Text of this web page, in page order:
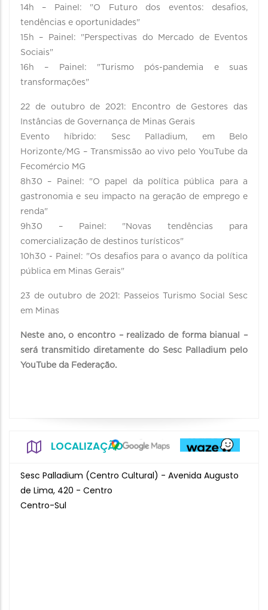
14h – Painel: "O Futuro dos eventos: desafios,
tendências e oportunidades"
15h – Painel: "Perspectivas do Mercado de Eventos
Sociais"
16h – Painel: "Turismo pós-pandemia e suas
transformações"
22 de outubro de 2021: Encontro de Gestores das
Instâncias de Governança de Minas Gerais
Evento híbrido: Sesc Palladium, em Belo
Horizonte/MG – Transmissão ao vivo pelo YouTube da
Fecomércio MG
8h30 – Painel: "O papel da política pública para a
gastronomia e seu impacto na geração de emprego e
renda"
9h30 – Painel: "Novas tendências para
comercialização de destinos turísticos"
10h30 - Painel: "Os desafios para o avanço da política
pública em Minas Gerais"
23 de outubro de 2021: Passeios Turismo Social Sesc
em Minas
Neste ano, o encontro – realizado de forma bianual –
será transmitido diretamente do Sesc Palladium pelo
YouTube da Federação.
LOCALIZAÇÃO
Sesc Palladium (Centro Cultural) - Avenida Augusto
de Lima, 420 - Centro
Centro-Sul